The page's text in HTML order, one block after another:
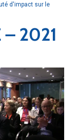
d'impact sur le
– 2021